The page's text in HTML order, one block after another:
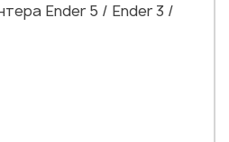
Ender 5 / Ender 3 /